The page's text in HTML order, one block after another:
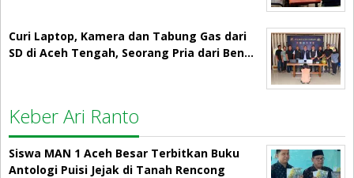
Curi Laptop, Kamera dan Tabung Gas dari
SD di Aceh Tengah, Seorang Pria dari Ben…
Keber Ari Ranto
Siswa MAN 1 Aceh Besar Terbitkan Buku
Antologi Puisi Jejak di Tanah Rencong